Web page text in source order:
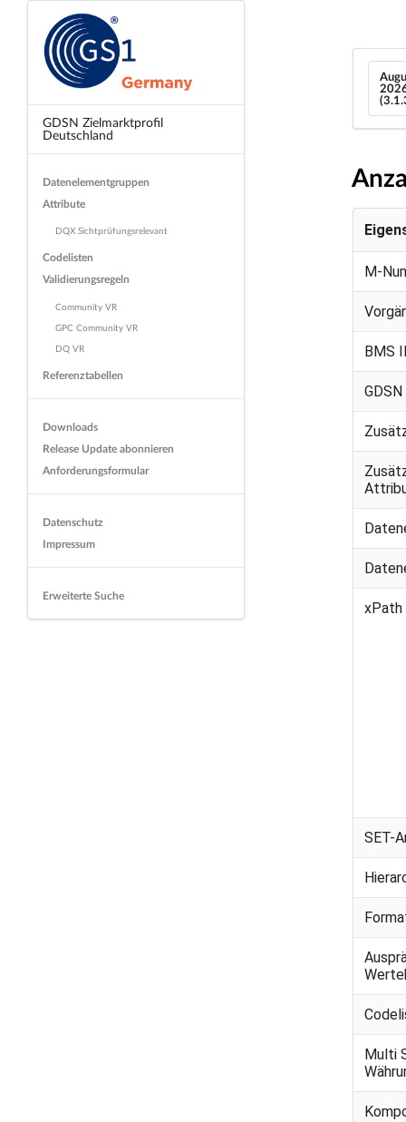
GDSN Zielmarktprofil
Deutschland
Datenelementgruppen
Attribute
DQX Sichtprüfungsrelevant
Codelisten
Validierungsregeln
Community VR
GPC Community VR
DQ VR
Referenztabellen
Downloads
Release Update abonnieren
Anforderungsformular
Datenschutz
Impressum
Erweiterte Suche
M-
BMS
xPath
SET-
Multi